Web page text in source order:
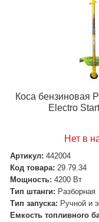
Коса бензиновая
Electro
Нет в
Артикул: 442004
Код товара: 29.79.34
Мощность: 4200 Вт
Тип штанги: Разборная
Тип запуска: Ручной и
Емкость топливного